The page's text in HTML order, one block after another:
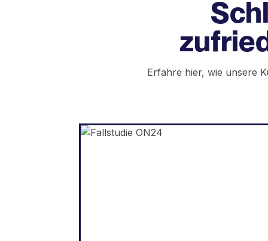
Erfahre hier, wie unsere